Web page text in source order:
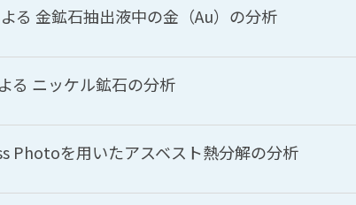
る 金鉱石抽出液中の金（Au）の分析
る ニッケル鉱石の分析
Photoを用いたアスベスト熱分解の分析